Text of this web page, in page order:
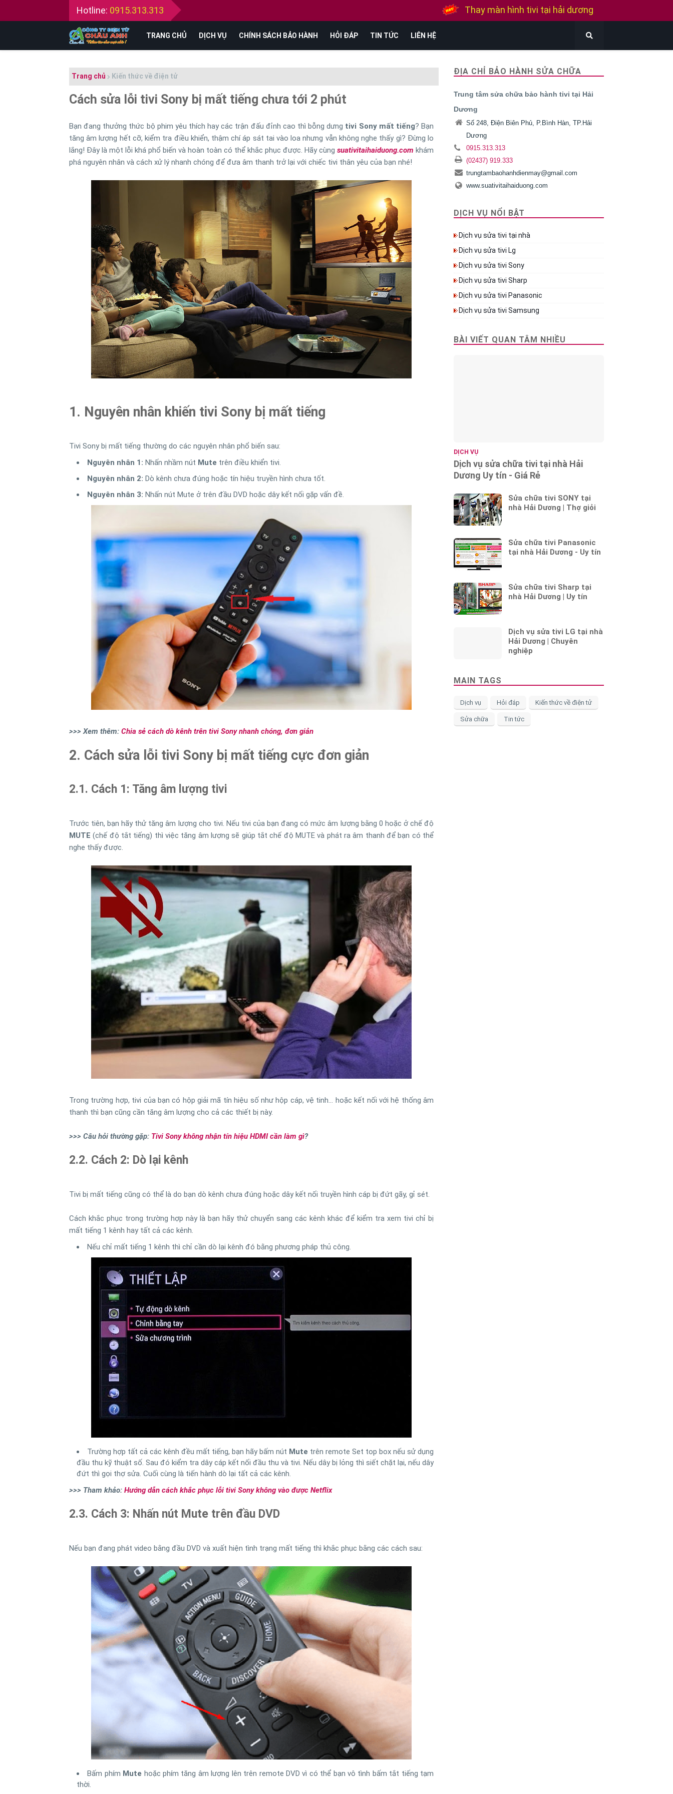
Hotline: 0915.313.313
Thay màn hình tivi Samsung
Thay màn hình tivi Lg
Bán tivi cũ tại hải dương
Thu mua tivi cũ hỏng tại hải dương
TRANG CHỦ DỊCH VỤ CHÍNH SÁCH BẢO HÀNH HỎI ĐÁP TIN TỨC LIÊN HỆ
Trang chủ Kiến thức về điện tử
Cách sửa lỗi tivi Sony bị mất tiếng chưa tới 2 phút
Bạn đang thưởng thức bộ phim yêu thích hay các trận đấu đỉnh cao thì bỗng dưng tivi Sony mất tiếng? Bạn
tăng âm lượng hết cỡ, kiểm tra điều khiển, thậm chí áp sát tai vào loa nhưng vẫn không nghe thấy gì? Đừng lo
lắng! Đây là một lỗi khá phổ biến và hoàn toàn có thể khắc phục được. Hãy cùng suativitaihaiduong.com khám
phá nguyên nhân và cách xử lý nhanh chóng để đưa âm thanh trở lại với chiếc tivi thân yêu của bạn nhé!
1. Nguyên nhân khiến tivi Sony bị mất tiếng
Tivi Sony bị mất tiếng thường do các nguyên nhân phổ biến sau:
Nguyên nhân 1: Nhấn nhầm nút Mute trên điều khiển tivi.
Nguyên nhân 2: Dò kênh chưa đúng hoặc tín hiệu truyền hình chưa tốt.
Nguyên nhân 3: Nhấn nút Mute ở trên đầu DVD hoặc dây kết nối gặp vấn đề.
>>> Xem thêm: Chia sẻ cách dò kênh trên tivi Sony nhanh chóng, đơn giản
2. Cách sửa lỗi tivi Sony bị mất tiếng cực đơn giản
2.1. Cách 1: Tăng âm lượng tivi
Trước tiên, bạn hãy thử tăng âm lượng cho tivi. Nếu tivi của bạn đang có mức âm lượng bằng 0 hoặc ở chế độ
MUTE (chế độ tắt tiếng) thì việc tăng âm lượng sẽ giúp tắt chế độ MUTE và phát ra âm thanh để bạn có thể
nghe thấy được.
Trong trường hợp, tivi của bạn có hộp giải mã tín hiệu số như hộp cáp, vệ tinh... hoặc kết nối với hệ thống âm
thanh thì bạn cũng cần tăng âm lượng cho cả các thiết bị này.
>>> Câu hỏi thường gặp: Tivi Sony không nhận tín hiệu HDMI cần làm gì?
2.2. Cách 2: Dò lại kênh
Tivi bị mất tiếng cũng có thể là do bạn dò kênh chưa đúng hoặc dây kết nối truyền hình cáp bị đứt gãy, gỉ sét.
Cách khắc phục trong trường hợp này là bạn hãy thử chuyển sang các kênh khác để kiểm tra xem tivi chỉ bị
mất tiếng 1 kênh hay tất cả các kênh.
Nếu chỉ mất tiếng 1 kênh thì chỉ cần dò lại kênh đó bằng phương pháp thủ công.
Trường hợp tất cả các kênh đều mất tiếng, bạn hãy bấm nút Mute trên remote Set top box nếu sử dụng
đầu thu kỹ thuật số. Sau đó kiểm tra dây cáp kết nối đầu thu và tivi. Nếu dây bị lỏng thì siết chặt lại, nếu dây
đứt thì gọi thợ sửa. Cuối cùng là tiến hành dò lại tất cả các kênh.
>>> Tham khảo: Hướng dẫn cách khắc phục lỗi tivi Sony không vào được Netflix
2.3. Cách 3: Nhấn nút Mute trên đầu DVD
Nếu bạn đang phát video bằng đầu DVD và xuất hiện tình trạng mất tiếng thì khắc phục bằng các cách sau:
Bấm phím Mute hoặc phím tăng âm lượng lên trên remote DVD vì có thể bạn vô tình bấm tắt tiếng tạm
thời.
ĐỊA CHỈ BẢO HÀNH SỬA CHỮA
Trung tâm sửa chữa bảo hành tivi tại Hải
Dương
Số 248, Điện Biên Phủ, P.Bình Hàn, TP.Hải
Dương
0915.313.313
(02437) 919.333
trungtambaohanhdienmay@gmail.com
www.suativitaihaiduong.com
DỊCH VỤ NỔI BẬT
Dịch vụ sửa tivi tại nhà
Dịch vụ sửa tivi Lg
Dịch vụ sửa tivi Sony
Dịch vụ sửa tivi Sharp
Dịch vụ sửa tivi Panasonic
Dịch vụ sửa tivi Samsung
BÀI VIẾT QUAN TÂM NHIỀU
DỊCH VỤ
Dịch vụ sửa chữa tivi tại nhà Hải
Dương Uy tín - Giá Rẻ
Sửa chữa tivi SONY tại
nhà Hải Dương | Thợ giỏi
Sửa chữa tivi Panasonic
tại nhà Hải Dương - Uy tín
Sửa chữa tivi Sharp tại
nhà Hải Dương | Uy tín
Dịch vụ sửa tivi LG tại nhà
Hải Dương | Chuyên
nghiệp
MAIN TAGS
Dịch vụ Hỏi đáp Kiến thức về điện tử
Sửa chữa Tin tức